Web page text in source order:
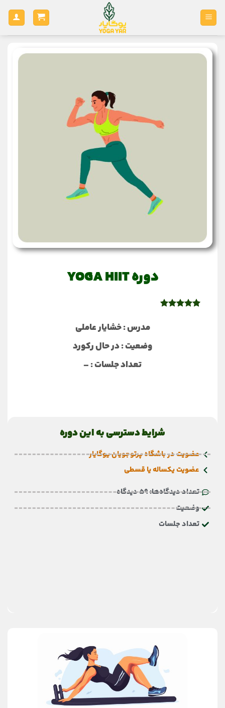
دوره YOGA HIIT
مدرس : خشایار عاملی
وضعیت : در حال رکورد
تعداد جلسات : –
شرایط دسترسی به این دوره
عضویت در باشگاه پرتوجویان یوگایار
عضویت یکساله یا قسطی
تعداد دیدگاه‌ها: 59 دیدگاه
وضعیت
تعداد جلسات